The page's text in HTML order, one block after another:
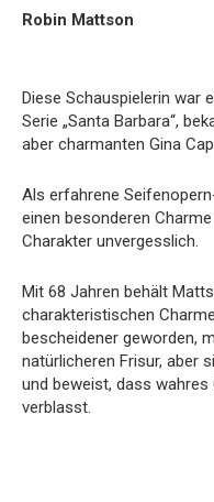
Robin Mattson
Diese Schauspielerin war
Serie „Santa Barbara“,
aber charmanten Gina
Als erfahrene
einen besonderen
Charakter unvergesslich.
Mit 68 Jahren behält
charakteristischen
bescheidener geworden,
natürlicheren Frisur, aber
und beweist, dass
verblasst.